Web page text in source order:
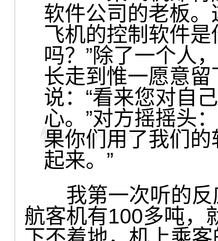
软件公司的老板。
飞机的控制软件
吗？”除了一个人
长走到惟一愿意
说：“看来您对自
心。”对方摇摇头
果你们用了我们
起来。”
我第一次听的反
航客机有100多吨，